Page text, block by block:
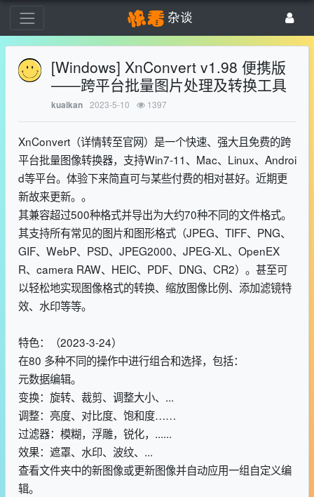
杂谈
[Windows] XnConvert v1.98 便携版
——跨平台批量图片处理及转换工具
kuaikan 2023-5-10 1397
XnConvert（详情转至官网）是一个快速、强大且免费的跨
平台批量图像转换器，支持Win7-11、Mac、Linux、Androi
d等平台。体验下来简直可与某些付费的相对甚好。近期更
新故来更新。。
其兼容超过500种格式并导出为大约70种不同的文件格式。
其支持所有常见的图片和图形格式（JPEG、TIFF、PNG、
GIF、WebP、PSD、JPEG2000、JPEG-XL、OpenEX
R、camera RAW、HEIC、PDF、DNG、CR2）。甚至可
以轻松地实现图像格式的转换、缩放图像比例、添加滤镜特
效、水印等等。
特色：（2023-3-24）
在80 多种不同的操作中进行组合和选择，包括：
元数据编辑。
变换：旋转、裁剪、调整大小、...
调整：亮度、对比度、饱和度……
过滤器：模糊，浮雕，锐化，......
效果：遮罩、水印、波纹、...
查看文件夹中的新图像或更新图像并自动应用一组自定义编
辑。